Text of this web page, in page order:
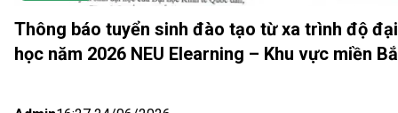
Thông báo tuyển sinh đào tạo từ xa trình độ đại
học năm 2026 NEU Elearning – Khu vực miền